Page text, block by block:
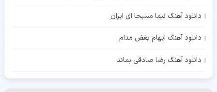
دانلود آهنگ نیما مسیحا ای ایران
دانلود آهنگ ایهام بغض مدام
دانلود آهنگ رضا صادقی بماند